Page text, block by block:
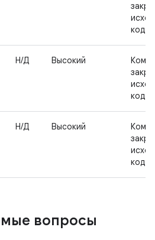
Н/Д Высокий
Н/Д Высокий
вопросы